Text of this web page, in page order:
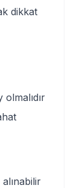
dikkat